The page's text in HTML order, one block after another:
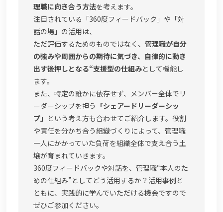
理職に向き合う方法を考えます。
注目されている「360度フィードバック」や「対
話の場」の活用は、
ただ評価するためのものではなく、 管理職が自分
の強みや周囲からの期待に気づき、自律的に動き
出す後押しとなる“支援型の仕組みとして機能し
ます。
また、特定の誰かに依存せず、メンバー全体でリ
ーダーシップを担う 「シェアードリーダーシッ
プ」 という考え方も合わせてご紹介します。役割
や責任を分かち合う組織づくりによって、管理職
一人にかかっていた負荷を組織全体で支え合う土
壌が育まれていきます。
360度フィードバックや対話を、管理職“本人のた
めの仕組み”としてどう活用するか？活用事例と
ともに、実践的に学んでいただける機会ですので
ぜひご参加ください。